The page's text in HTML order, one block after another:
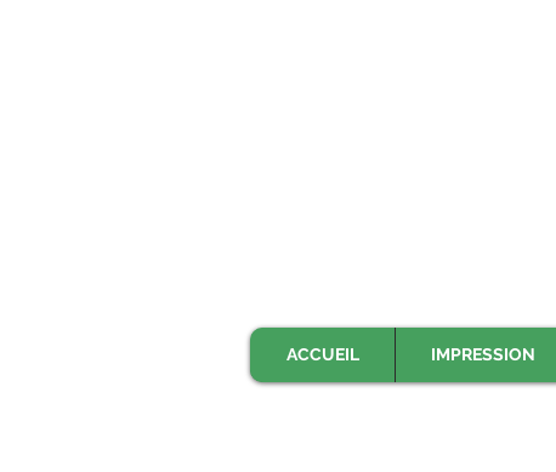
ACCUEIL IMPRESSION